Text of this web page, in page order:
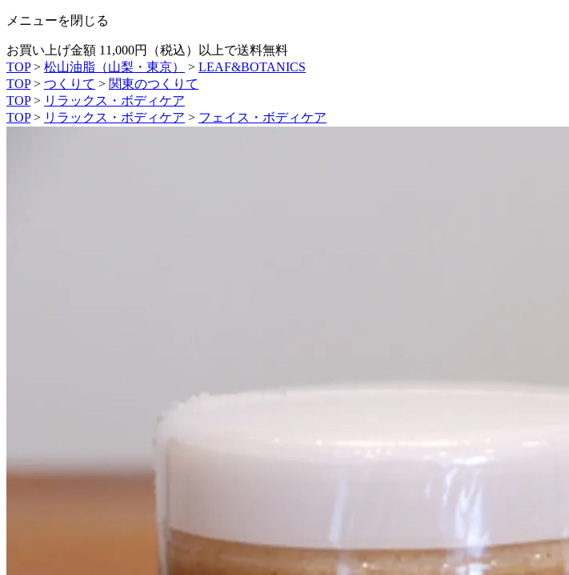
メニューを閉じる
お買い上げ金額 11,000円（税込）以上で送料無料
TOP> 松山油脂（山梨・東京） > LEAF&BOTANICS
TOP > つくりて > 関東のつくりて
TOP > リラックス・ボディケア
TOP > リラックス・ボディケア > フェイス・ボディケア